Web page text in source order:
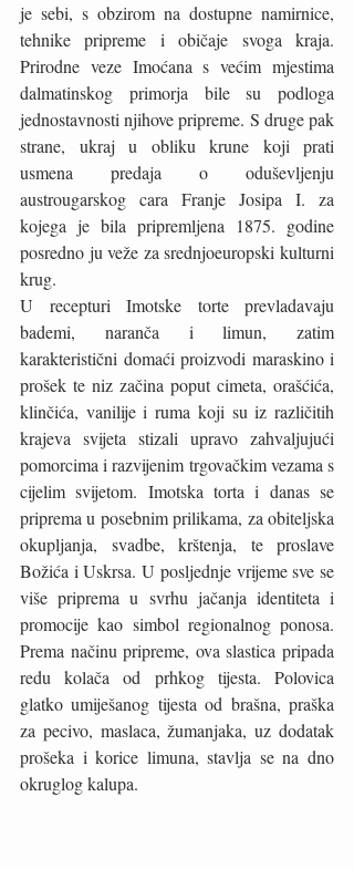
je sebi, s obzirom na dostupne namirnice,
tehnike pripreme i običaje svoga kraja.
Prirodne veze Imoćana s većim mjestima
dalmatinskog primorja bile su podloga
jednostavnosti njihove pripreme. S druge pak
strane, ukraj u obliku krune koji prati
usmena predaja o oduševljenju
austrougarskog cara Franje Josipa I. za
kojega je bila pripremljena 1875. godine
posredno ju veže za srednjoeuropski kulturni
krug.
U recepturi Imotske torte prevladavaju
bademi, naranča i limun, zatim
karakteristični domaći proizvodi maraskino i
prošek te niz začina poput cimeta, orašćića,
klinčića, vanilije i ruma koji su iz različitih
krajeva svijeta stizali upravo zahvaljujući
pomorcima i razvijenim trgovačkim vezama s
cijelim svijetom. Imotska torta i danas se
priprema u posebnim prilikama, za obiteljska
okupljanja, svadbe, krštenja, te proslave
Božića i Uskrsa. U posljednje vrijeme sve se
više priprema u svrhu jačanja identiteta i
promocije kao simbol regionalnog ponosa.
Prema načinu pripreme, ova slastica pripada
redu kolača od prhkog tijesta. Polovica
glatko umiješanog tijesta od brašna, praška
za pecivo, maslaca, žumanjaka, uz dodatak
prošeka i korice limuna, stavlja se na dno
okruglog kalupa.